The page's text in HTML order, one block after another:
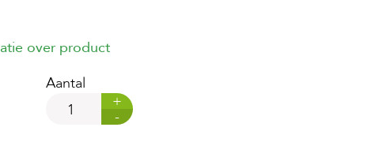
over product
Aantal
+
-